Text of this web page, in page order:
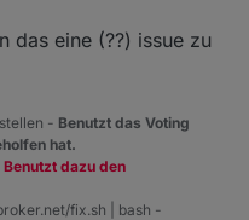
das eine (??) issue zu
- Benutzt das Voting
hat.
dazu den
fix.sh | bash -